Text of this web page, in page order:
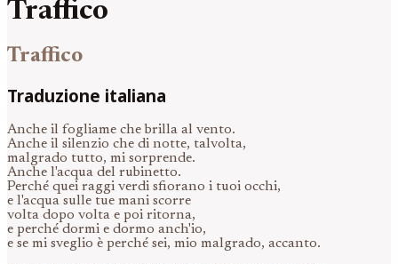
Traffico
Traffico
Traduzione italiana
Anche il fogliame che brilla al vento.
Anche il silenzio che di notte, talvolta,
malgrado tutto, mi sorprende.
Anche l'acqua del rubinetto.
Perché quei raggi verdi sfiorano i tuoi occhi,
e l'acqua sulle tue mani scorre
volta dopo volta e poi ritorna,
e perché dormi e dormo anch'io,
e se mi sveglio è perché sei, mio malgrado, accanto.